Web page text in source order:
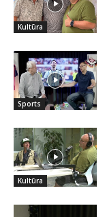
Kultūra
Sports
Kultūra